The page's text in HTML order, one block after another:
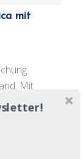
mit
Mit
deinem
Panama